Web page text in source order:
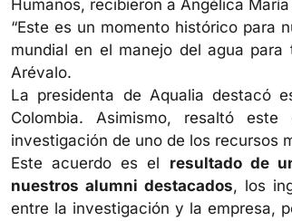
Humanos, recibieron a Angélica
“Este es un momento histórico para
mundial en el manejo del agua para
Arévalo.
La presidenta de Aqualia destacó
Colombia. Asimismo, resaltó
investigación de uno de los recursos
Este acuerdo es el resultado de
nuestros alumni destacados, los
entre la investigación y la empresa,